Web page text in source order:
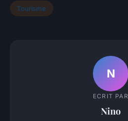
Tourisme
N
ECRIT PAR
Nino